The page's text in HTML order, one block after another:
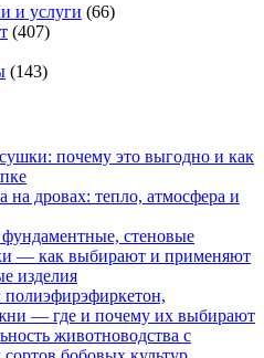
и услуги (66)
(407)
(143)
почему это выгодно и как
на дровах: тепло, атмосфера и
стеновые
— как выбирают и применяют
изделия
— где и почему их выбирают
животноводства с